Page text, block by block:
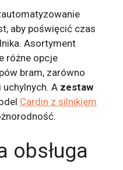
aby poświęcić czas
Asortyment
różne opcje
bram, zarówno
A zestaw
Cardin z silnikiem
obsługa